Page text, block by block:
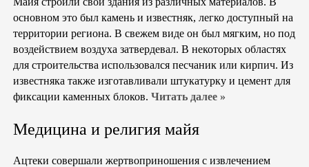
основном это был камень и известняк, легко доступный на
территории региона. В свежем виде он был мягким, но под
воздействием воздуха затвердевал. В некоторых областях
для строительства использовался песчаник или кирпич. Из
известняка также изготавливали штукатурку и цемент для
фиксации каменных блоков. Читать далее »
Медицина и религия майя
Ацтеки совершали жертвоприношения с извлечением